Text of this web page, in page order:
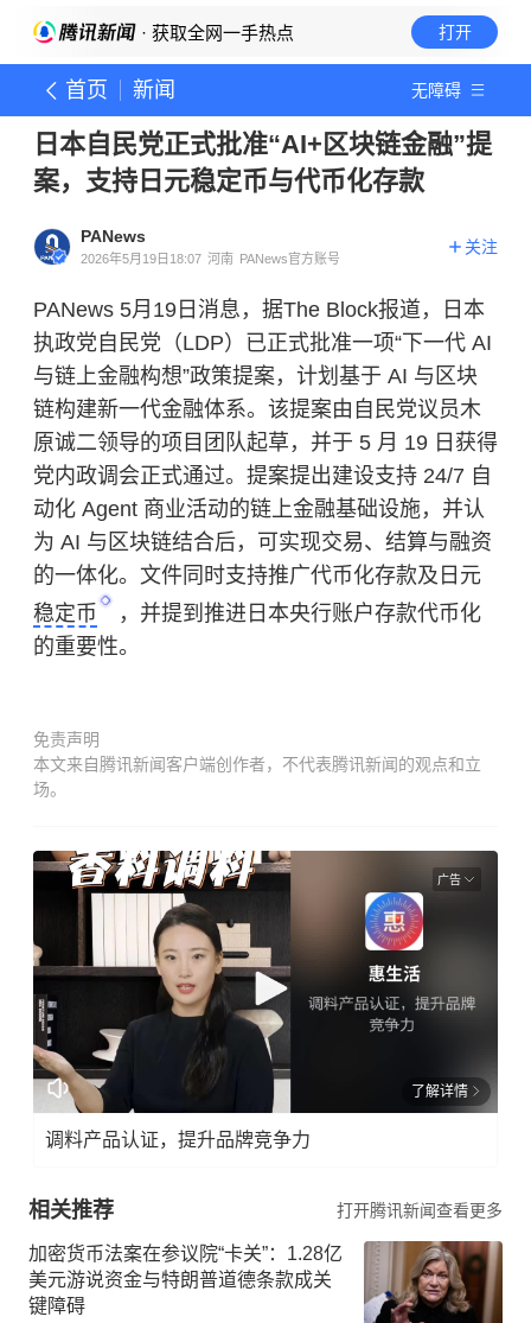
· 获取全网一手热点 打开
首页 新闻 无障碍
日本自民党正式批准“AI+区块链金融”提
案，支持日元稳定币与代币化存款
PANews
2026年5月19日18:07 河南 PANews官方账号
关注
PANews 5月19日消息，据The Block报道，日本
执政党自民党（LDP）已正式批准一项“下一代 AI
与链上金融构想”政策提案，计划基于 AI 与区块
链构建新一代金融体系。该提案由自民党议员木
原诚二领导的项目团队起草，并于 5 月 19 日获得
党内政调会正式通过。提案提出建设支持 24/7 自
动化 Agent 商业活动的链上金融基础设施，并认
为 AI 与 区块链结合后，可实现交易、结算与融资
的一体化。文件同时支持推广代币化存款及日元
稳定币
，并提到推进日本央行账户存款代币化
的重要性。
免责声明
本文来自腾讯新闻客户端创作者，不代表腾讯新闻的观点和立
场。
广告
了解详情
调料产品认证，提升品牌竞争力
相关推荐 打开腾讯新闻查看更多
加密货币法案在参议院“卡关”：1.28亿
美元游说资金与特朗普道德条款成关
键障碍